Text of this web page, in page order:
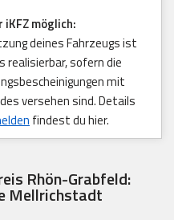
iKFZ möglich:
deines Fahrzeugs ist
realisierbar, sofern die
mit
versehen sind. Details
findest du hier.
Rhön-Grabfeld:
Mellrichstadt